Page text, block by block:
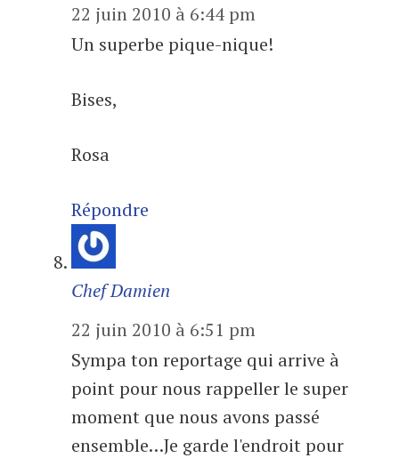
22 juin 2010 à 6:44 pm
Un superbe pique-nique!
Bises,
Rosa
Répondre
Chef Damien
22 juin 2010 à 6:51 pm
Sympa ton reportage qui arrive à
point pour nous rappeller le super
moment que nous avons passé
ensemble…Je garde l'endroit pour